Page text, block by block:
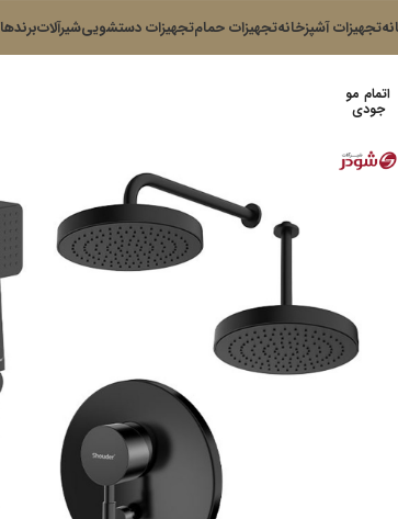
تجهیزات آشپزخانهتجهیزات حمامتجهیزات دستشوییشیرآلاتبرندها
اتمام مو
جودی